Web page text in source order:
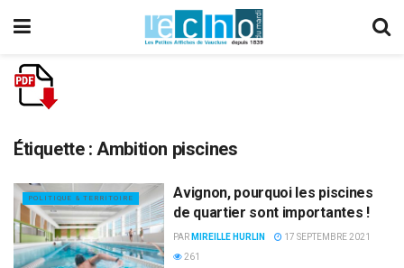
Étiquette :Ambition piscines
POLITIQUE & TERRITOIRE
Avignon, pourquoi les piscines
de quartier sont importantes !
PAR MIREILLE HURLIN
17 SEPTEMBRE 2021
261